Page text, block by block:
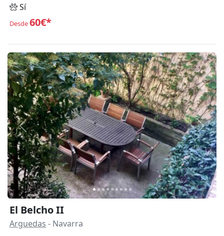
Sí
Desde60€*
Anterior
El Belcho II
Arguedas - Navarra